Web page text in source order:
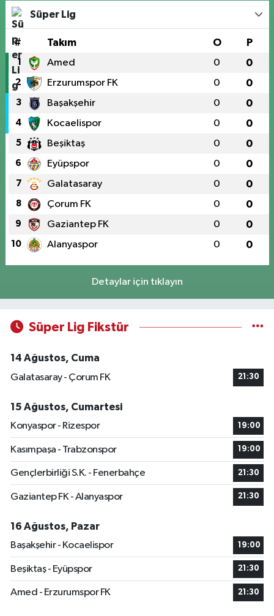
Süper Lig
# Takım O P
1 Amed 0 0
2 Erzurumspor FK 0 0
3 Başakşehir 0 0
4 Kocaelispor 0 0
5 Beşiktaş 0 0
6 Eyüpspor 0 0
7 Galatasaray 0 0
8 Çorum FK 0 0
9 Gaziantep FK 0 0
10 Alanyaspor 0 0
Detaylar için tıklayın
Süper Lig Fikstür
14 Ağustos, Cuma
Galatasaray - Çorum FK
21:30
15 Ağustos, Cumartesi
Konyaspor - Rizespor
19:00
Kasımpaşa - Trabzonspor 19:00
Gençlerbirliği S.K. - Fenerbahçe 21:30
Gaziantep FK - Alanyaspor 21:30
16 Ağustos, Pazar
Başakşehir - Kocaelispor
19:00
Beşiktaş - Eyüpspor 21:30
Amed - Erzurumspor FK 21:30